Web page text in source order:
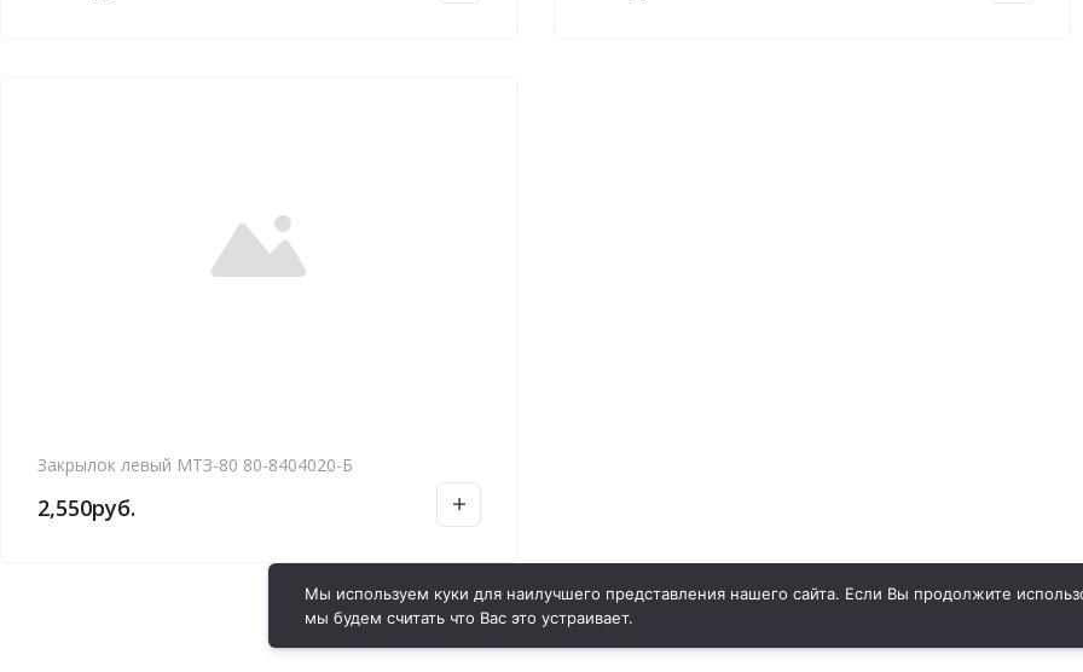
Закрылок левый МТЗ-80 80-8404020-Б
2,550руб.
Мы используем куки для наилучшего представления нашего сайта. Если Вы продолжите
мы будем считать что Вас это устраивает.